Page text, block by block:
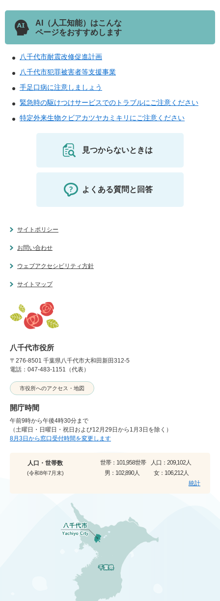
AI（人工知能）はこんな
ページをおすすめします
八千代市耐震改修促進計画
八千代市犯罪被害者等支援事業
手足口病に注意しましょう
緊急時の駆けつけサービスでのトラブルにご注意ください
特定外来生物クビアカツヤカミキリにご注意ください
見つからないときは
よくある質問と回答
サイトポリシー
お問い合わせ
ウェブアクセシビリティ方針
サイトマップ
八千代市役所
〒276-8501 千葉県八千代市大和田新田312-5
電話：047-483-1151（代表）
市役所へのアクセス・地図
開庁時間
午前9時から午後4時30分まで
（土曜日・日曜日・祝日および12月29日から1月3日を除く）
8月3日から窓口受付時間を変更します
人口・世帯数
(令和8年7月末)
世帯： 101,958世帯 人口： 209,102人
男： 102,890人 女： 106,212人
統計